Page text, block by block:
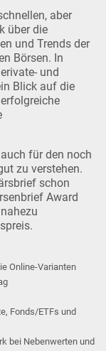
aber
über die
und Trends der
Börsen. In
und
Blick auf die
für den noch
zu verstehen.
schon
Award
Online-Varianten
Fonds/ETFs und
bei Nebenwerten und